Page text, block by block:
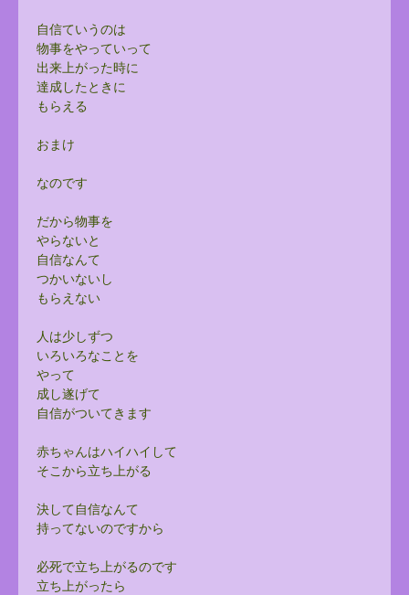
自信ていうのは
物事をやっていって
出来上がった時に
達成したときに
もらえる
おまけ
なのです
だから物事を
やらないと
自信なんて
つかいないし
もらえない
人は少しずつ
いろいろなことを
やって
成し遂げて
自信がついてきます
赤ちゃんはハイハイして
そこから立ち上がる
決して自信なんて
持ってないのですから
必死で立ち上がるのです
立ち上がったら